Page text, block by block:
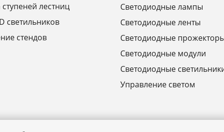
лестниц
светильников
стендов
Светодиодные лампы
Светодиодные ленты
Светодиодные
Светодиодные модули
Светодиодные
Управление светом